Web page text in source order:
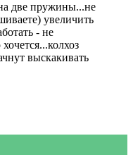
две пружины...не
увеличить
- не
выскакивать